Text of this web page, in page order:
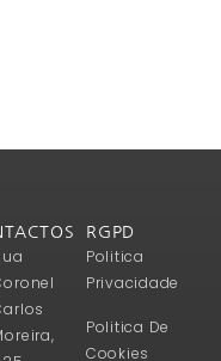
RGPD
Politica
Privacidade
Politica De
Cookies